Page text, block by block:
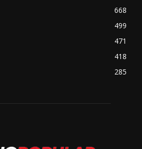
668
499
471
418
285